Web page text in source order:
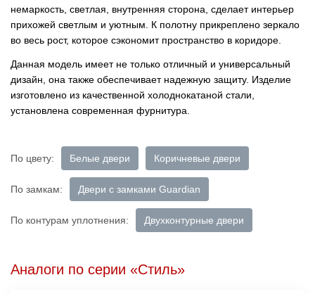
немаркость, светлая, внутренняя сторона, сделает интерьер
прихожей светлым и уютным. К полотну прикреплено зеркало
во весь рост, которое сэкономит пространство в коридоре.
Данная модель имеет не только отличный и универсальный
дизайн, она также обеспечивает надежную защиту. Изделие
изготовлено из качественной холоднокатаной стали,
установлена современная фурнитура.
По цвету: Белые двери Коричневые двери
По замкам: Двери с замками Guardian
По контурам уплотнения: Двухконтурные двери
Аналоги по серии «Стиль»